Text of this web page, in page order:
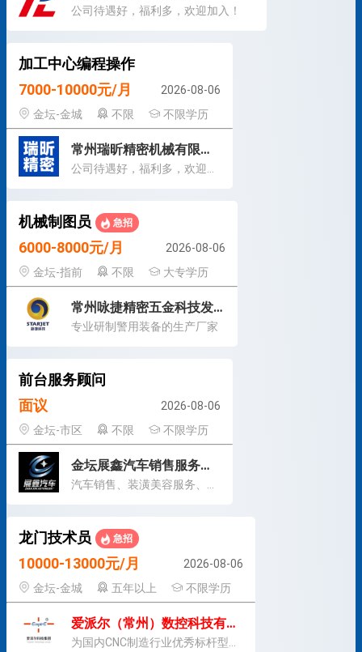
公司待遇好，福利多，欢迎加入！
加工中心编程操作
7000-10000元/月
2026-08-06
金坛-金城
不限 不限学历
常州瑞昕精密机械有限公司
机械制图员 急招
6000-8000元/月
2026-08-06
金坛-指前
不限 大专学历
常州咏捷精密五金科技发展有限公司
专业研制警用装备的生产厂家
前台服务顾问
面议
2026-08-06
金坛-市区
不限 不限学历
金坛展鑫汽车销售服务有限公司
龙门技术员 急招
10000-13000元/月
2026-08-06
金坛-金城
五年以上 不限学历
爱派尔（常州）数控科技有限公司